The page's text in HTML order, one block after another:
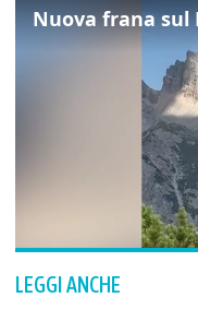
Nuova frana sul
LEGGI ANCHE